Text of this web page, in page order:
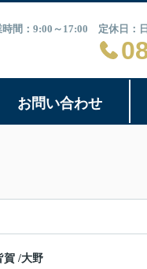
時間：9:00～17:00 定休日
お問い合わせ
賀 /大野